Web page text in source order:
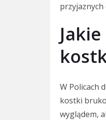
W Policach
kostki
wyglądem,